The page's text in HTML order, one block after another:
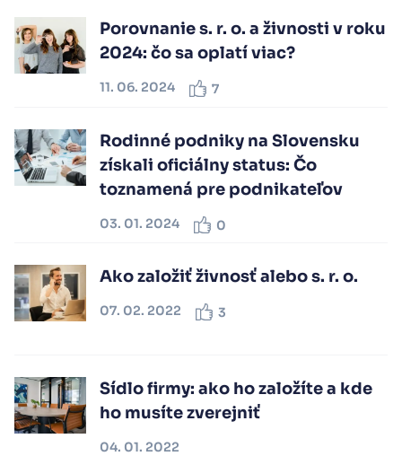
Porovnanie s. r. o. a živnosti v roku
2024: čo sa oplatí viac?
11. 06. 2024 7
Rodinné podniky na Slovensku
získali oficiálny status: Čo
toznamená pre podnikateľov
03. 01. 2024 0
Ako založiť živnosť alebo s. r. o.
07. 02. 2022 3
Sídlo firmy: ako ho založíte a kde
ho musíte zverejniť
04. 01. 2022